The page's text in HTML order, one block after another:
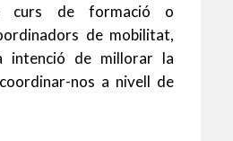
curs de formació o
de mobilitat,
intenció de millorar la
nos a nivell de